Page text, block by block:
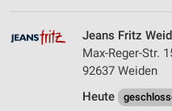
Jeans Fritz
Max-Reger-Str.
92637 Weiden
Heute